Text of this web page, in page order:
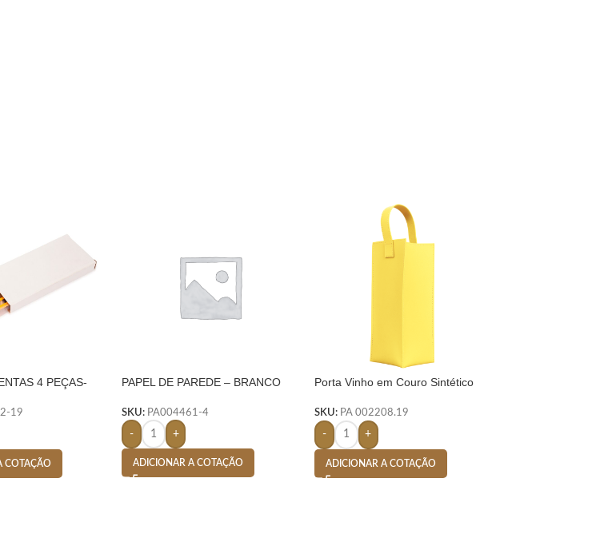
4 PEÇAS-
19
COTAÇÃO
PAPEL DE PAREDE – BRANCO
SKU: PA004461-4
- +
ADICIONAR A COTAÇÃO
Porta Vinho em Couro Sintético
SKU: PA 002208.19
- +
ADICIONAR A COTAÇÃO